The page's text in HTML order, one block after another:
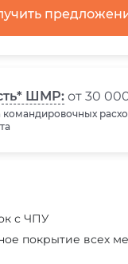
ШМР: от 30
командировочных
с ЧПУ
покрытие всех